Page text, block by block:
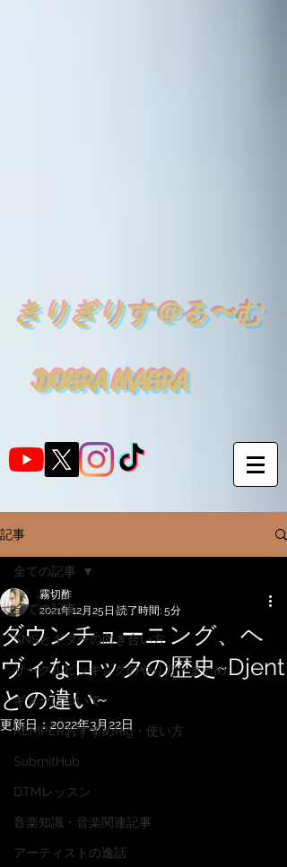
きりぎりす＠る〜む
DOGRA MAGRA
記事
全ての記事
SNSとギターの向き合い方
サークルピッキングのやり方・まとめ
ギターについて
KEMPERおすすめRig・使い方
SubmitHub
DTMレッスン
音楽知識・音楽関連記事
アーティストの逸話
全ての記事
ダウンチューニング、ヘ
ヴィなロックの歴史~Djent
との違い~
霧切酢
2021年12月25日 読了時間: 5分
更新日：2022年3月22日